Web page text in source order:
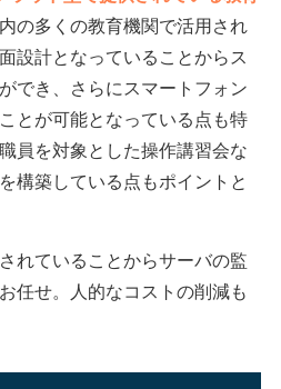
の多くの教育機関で活用され
設計となっていることからス
でき、さらにスマートフォン
とが可能となっている点も特
員を対象とした操作講習会な
構築している点もポイントと
れていることからサーバの監
任せ。人的なコストの削減も